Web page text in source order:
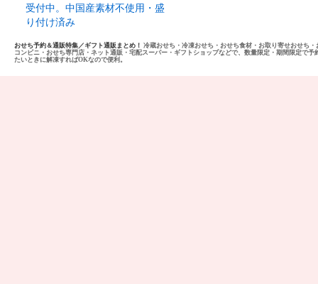
受付中。中国産素材不使用・盛
り付け済み
おせち予約＆通販特集／ギフト通販まとめ！ 冷蔵おせち・冷凍おせち・おせち食材・お取り寄せおせち
コンビニ・おせち専門店・ネット通販・宅配スーパー・ギフトショップなどで、数量限定・期間限定で
たいときに解凍すればOKなので便利。